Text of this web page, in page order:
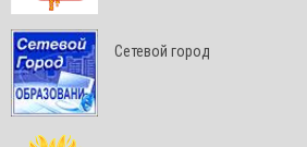
Сетевой город